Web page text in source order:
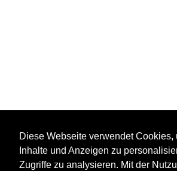
Diese Webseite verwendet Cookies,
Inhalte und Anzeigen zu
Zugriffe zu analysieren. Mit der